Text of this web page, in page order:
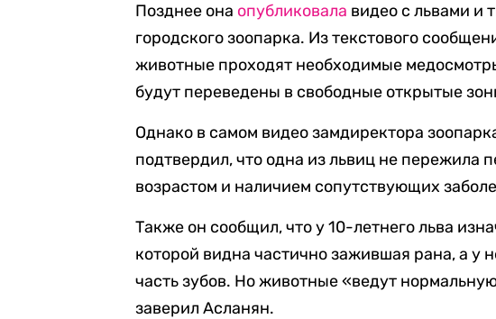
Позднее она опубликовала видео с львами и
городского зоопарка. Из текстового
животные проходят необходимые
будут переведены в свободные открытые
Однако в самом видео замдиректора
подтвердил, что одна из львиц не пережила
возрастом и наличием сопутствующих
Также он сообщил, что у 10-летнего льва
которой видна частично зажившая рана, а у
часть зубов. Но животные «ведут
заверил Асланян.